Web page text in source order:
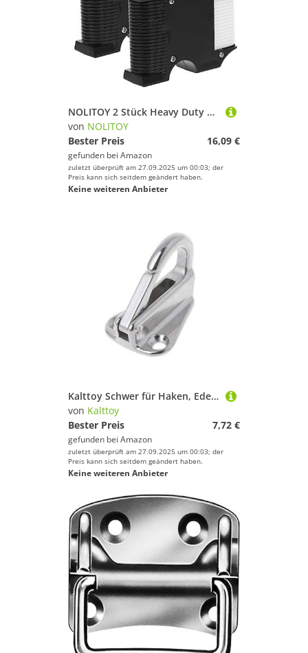
NOLITOY 2 Stück Heavy Duty Bootsfender Aufhänger Haken Für Yachten Und Boote Verstellbar Langlebig Marinezubehör Grau
von NOLITOY
Bester Preis
16,09 €
gefunden bei Amazon
zuletzt überprüft am 27.09.2025 um 00:03; der
Preis kann sich seitdem geändert haben.
Keine weiteren Anbieter
Kalttoy Schwer für Haken, Edelstahl, für Kleiderbügel, Marine-Federverschluss
von Kalttoy
Bester Preis
7,72 €
gefunden bei Amazon
zuletzt überprüft am 27.09.2025 um 00:03; der
Preis kann sich seitdem geändert haben.
Keine weiteren Anbieter